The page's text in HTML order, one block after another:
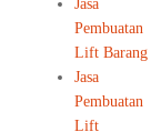
Jasa
Pembuatan
Lift Barang
Jasa
Pembuatan
Lift